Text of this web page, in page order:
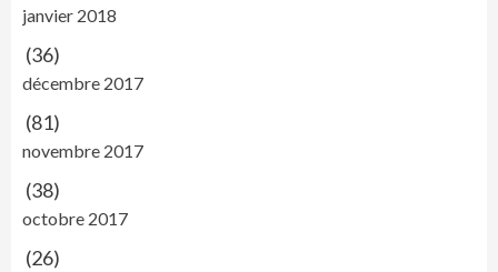
janvier 2018
(36)
décembre 2017
(81)
novembre 2017
(38)
octobre 2017
(26)